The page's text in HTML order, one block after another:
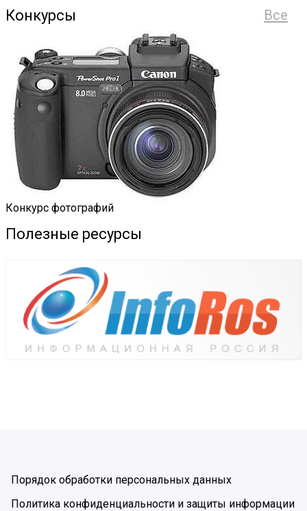
Все
Конкурсы
Конкурс фотографий
Полезные ресурсы
Порядок обработки персональных данных
Политика конфиденциальности и защиты информации